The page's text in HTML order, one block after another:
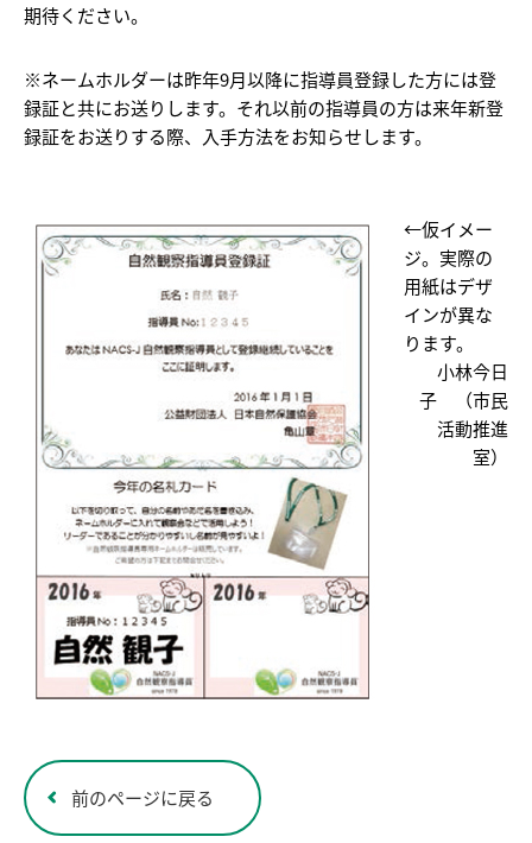
期待ください。
※ネームホルダーは昨年9月以降に指導員登録した方には登
録証と共にお送りします。それ以前の指導員の方は来年新登
録証をお送りする際、入手方法をお知らせします。
←仮イメー
ジ。実際の
用紙はデザ
インが異な
ります。
小林今日
子 （市民
活動推進
室）
前のページに戻る